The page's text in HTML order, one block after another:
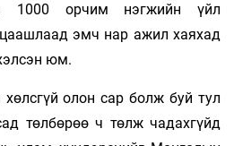
1000 орчим нэгжийн үйл
эмч нар ажил хаяхад
юм.
олон сар болж буй тул
төлбөрөө ч төлж чадахгүйд